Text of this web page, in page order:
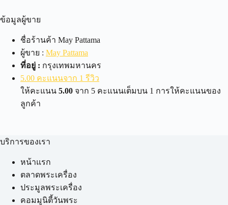
ข้อมูลผู้ขาย
ชื่อร้านค้า May Pattama
ผู้ขาย : May Pattama
ที่อยู่ : กรุงเทพมหานคร
5.00 คะแนนจาก 1 รีวิว
ให้คะแนน 5.00 จาก 5 คะแนนเต็มบน 1 การให้คะแนนของ
ลูกค้า
บริการของเรา
หน้าแรก
ตลาดพระเครื่อง
ประมูลพระเครื่อง
คอมมูนิตี้วันพระ